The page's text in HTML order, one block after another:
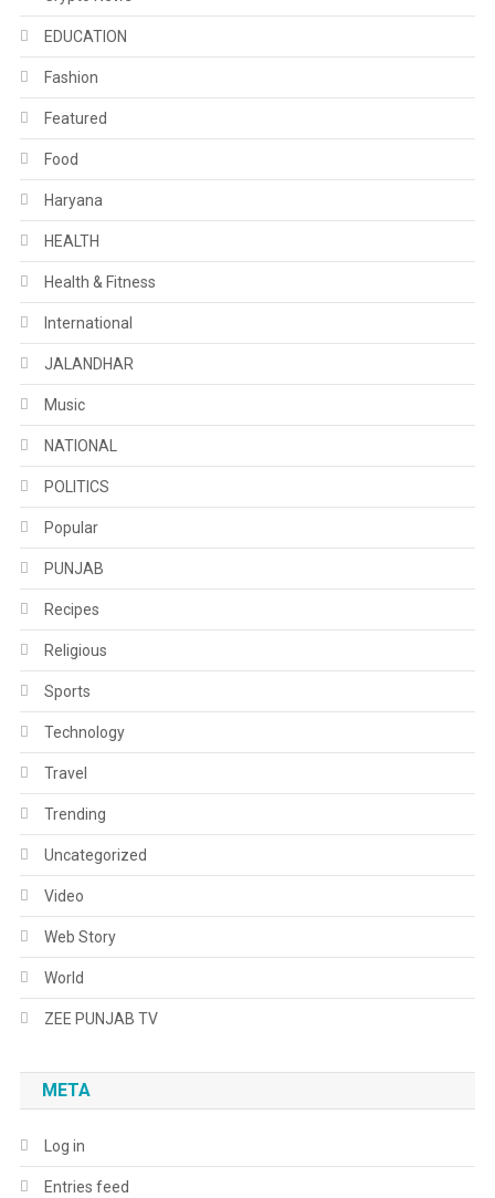
EDUCATION
Fashion
Featured
Food
Haryana
HEALTH
Health & Fitness
International
JALANDHAR
Music
NATIONAL
POLITICS
Popular
PUNJAB
Recipes
Religious
Sports
Technology
Travel
Trending
Uncategorized
Video
Web Story
World
ZEE PUNJAB TV
META
Log in
Entries feed